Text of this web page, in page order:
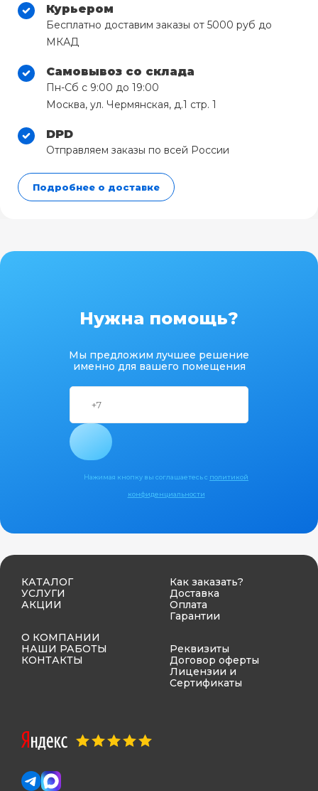
Курьером
Бесплатно доставим заказы от 5000 руб до
МКАД
Самовывоз со склада
Пн-Сб с 9:00 до 19:00
Москва, ул. Чермянская, д.1 стр. 1
DPD
Отправляем заказы по всей России
Подробнее о доставке
Нужна помощь?
Мы предложим лучшее решение
именно для вашего помещения
Нажимая кнопку вы соглашаетесь с политикой
конфиденциальности
КАТАЛОГ
УСЛУГИ
АКЦИИ
О КОМПАНИИ
НАШИ РАБОТЫ
КОНТАКТЫ
Как заказать?
Доставка
Оплата
Гарантии
Реквизиты
Договор оферты
Лицензии и
Сертификаты